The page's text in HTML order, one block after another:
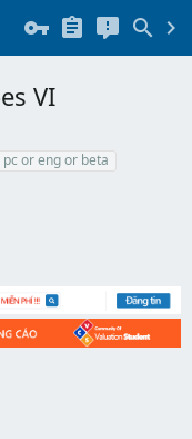
VI
or eng or beta